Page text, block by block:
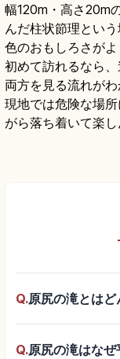
幅120m・高さ20m
んだ柱状節理とい
色のおもしろさがよ
初めて訪れるなら
両方を見る流れがわ
現地では危険な場
がら落ち着いて楽
Q.原尻の滝とはど
Q.原尻の滝はなぜ